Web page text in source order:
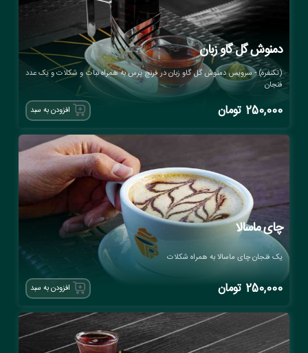
دمنوش گل گاو زبان
(تکنفره) - سرویس دمنوش گل گاو زبان در فرنچ پرس به همراه نبات و شکلات و یک عدد
فنجان
250,000 تومان افزودن به سبد
چای ماسالا
یک فنجان چای ماسالا به همراه شکلات
250,000 تومان افزودن به سبد